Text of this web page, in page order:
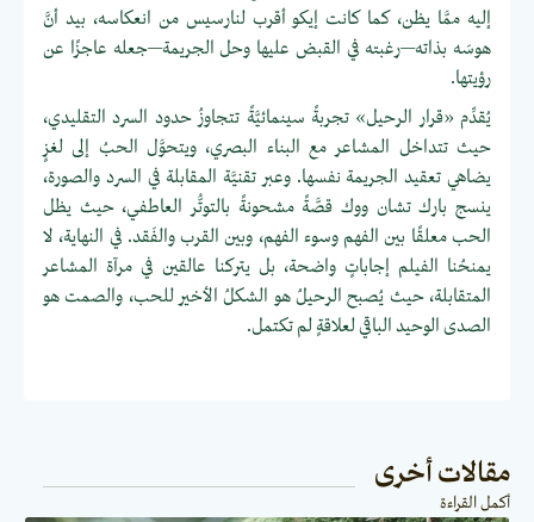
إليه ممَّا يظن، كما كانت إيكو أقرب لنارسيس من انعكاسه، بيد أنَّ
هوسَه بذاته—رغبته في القبض عليها وحل الجريمة—جعله عاجزًا عن
رؤيتها.
يُقدِّم «قرار الرحيل» تجربةً سينمائيَّةً تتجاوزُ حدود السرد التقليدي،
حيث تتداخل المشاعر مع البناء البصري، ويتحوَّل الحبُ إلى لغزٍ
يضاهي تعقيد الجريمة نفسها. وعبر تقنيَّة المقابلة في السرد والصورة،
ينسج بارك تشان ووك قصَّةً مشحونةً بالتوتُّر العاطفي، حيث يظل
الحب معلقًا بين الفهم وسوء الفهم، وبين القرب والفَقد. في النهاية، لا
يمنحُنا الفيلم إجاباتٍ واضحة، بل يتركنا عالقين في مرآة المشاعر
المتقابلة، حيث يُصبح الرحيلُ هو الشكلُ الأخير للحب، والصمت هو
الصدى الوحيد الباقي لعلاقةٍ لم تكتمل.
مقالات أخرى
أكمل القراءة